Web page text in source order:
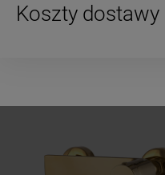
Koszty dostawy
Cena nie zawiera